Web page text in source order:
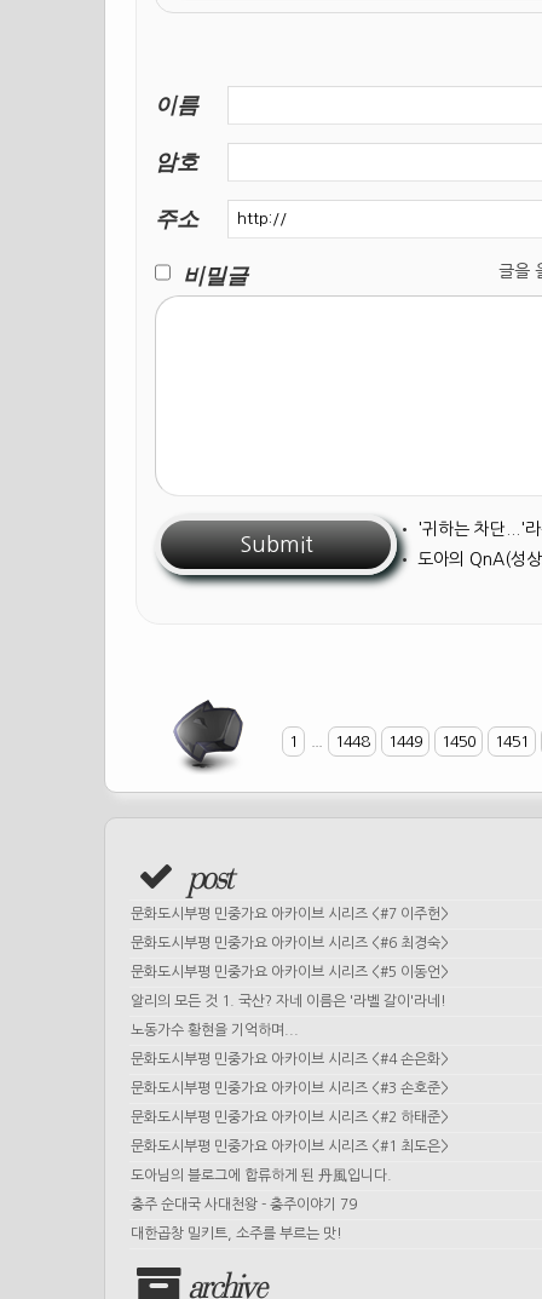
이름
암호
주소
비밀글
글을
• '귀하는 차단...'
• 도아의 QnA(성
1 1448 1449 1450 1451
post
문화도시부평 민중가요 아카이브 시리즈 <#7 이주헌>
문화도시부평 민중가요 아카이브 시리즈 <#6 최경숙>
문화도시부평 민중가요 아카이브 시리즈 <#5 이동언>
알리의 모든 것 1. 국산? 자네 이름은 '라벨 갈이'라네!
노동가수 황현을 기억하며...
문화도시부평 민중가요 아카이브 시리즈 <#4 손은화>
문화도시부평 민중가요 아카이브 시리즈 <#3 손호준>
문화도시부평 민중가요 아카이브 시리즈 <#2 하태준>
문화도시부평 민중가요 아카이브 시리즈 <#1 최도은>
도아님의 블로그에 합류하게 된 丹風입니다.
충주 순대국 사대천왕 - 충주이야기 79
대한곱창 밀키트, 소주를 부르는 맛!
archive